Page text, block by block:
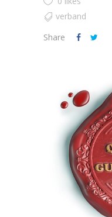
verband
Share